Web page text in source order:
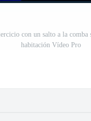
con un salto a la comba
habitación Vídeo Pro